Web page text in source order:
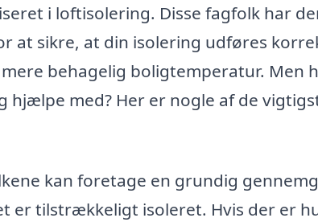
i loftisolering. Disse fagfolk har
at sikre, at din isolering udføres
behagelig boligtemperatur. Men
med? Her er nogle af de
kan foretage en grundig
er tilstrækkeligt isoleret. Hvis der er